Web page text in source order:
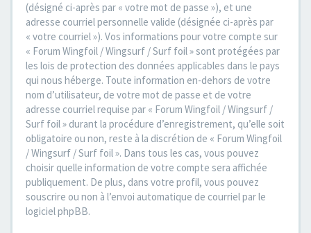
(désigné ci-après par « votre mot de passe »), et une
adresse courriel personnelle valide (désignée ci-après par
« votre courriel »). Vos informations pour votre compte sur
« Forum Wingfoil / Wingsurf / Surf foil » sont protégées par
les lois de protection des données applicables dans le pays
qui nous héberge. Toute information en-dehors de votre
nom d’utilisateur, de votre mot de passe et de votre
adresse courriel requise par « Forum Wingfoil / Wingsurf /
Surf foil » durant la procédure d’enregistrement, qu’elle soit
obligatoire ou non, reste à la discrétion de « Forum Wingfoil
/ Wingsurf / Surf foil ». Dans tous les cas, vous pouvez
choisir quelle information de votre compte sera affichée
publiquement. De plus, dans votre profil, vous pouvez
souscrire ou non à l’envoi automatique de courriel par le
logiciel phpBB.